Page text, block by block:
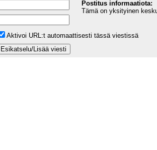
Postitus informaatiota:
Tämä on yksityinen
Aktivoi URL:t automaattisesti tässä viestissä